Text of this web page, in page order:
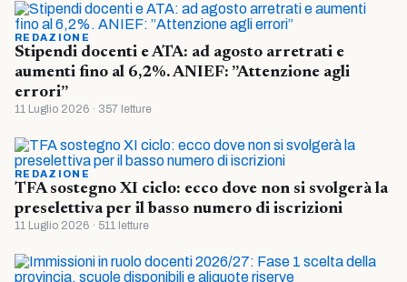
REDAZIONE
Stipendi docenti e ATA: ad agosto arretrati e
aumenti fino al 6,2%. ANIEF: ”Attenzione agli
errori”
11 Luglio 2026 · 357 letture
REDAZIONE
TFA sostegno XI ciclo: ecco dove non si svolgerà la
preselettiva per il basso numero di iscrizioni
11 Luglio 2026 · 511 letture